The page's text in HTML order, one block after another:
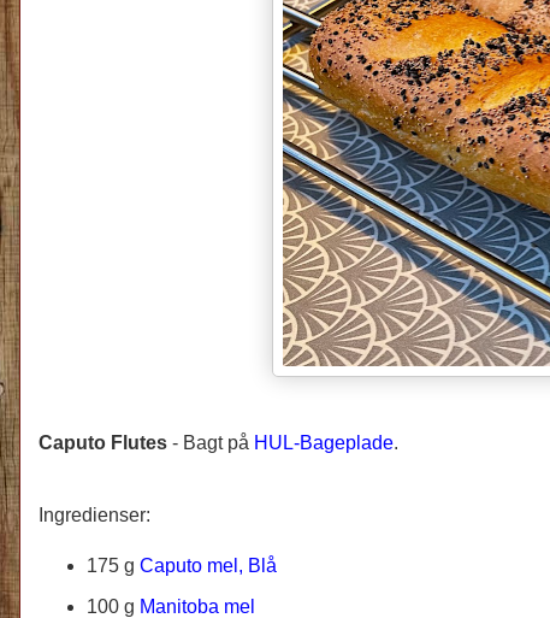
Caputo Flutes - Bagt på HUL-Bageplade.
Ingredienser:
175 g Caputo mel, Blå
100 g Manitoba mel